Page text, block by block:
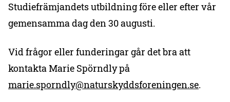
Studiefrämjandets utbildning före eller efter vår
gemensamma dag den 30 augusti.
Vid frågor eller funderingar går det bra att
kontakta Marie Spörndly på
marie.sporndly@naturskyddsforeningen.se.